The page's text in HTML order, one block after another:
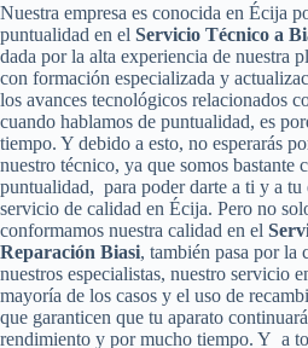
Nuestra empresa es conocida en Écija
puntualidad en el Servicio Técnico a
dada por la alta experiencia de nuestra
con formación especializada y
los avances tecnológicos relacionados
cuando hablamos de puntualidad, es
tiempo. Y debido a esto, no esperarás
nuestro técnico, ya que somos bastante
puntualidad, para poder darte a ti y a
servicio de calidad en Écija. Pero no
conformamos nuestra calidad en el
Reparación Biasi, también pasa por la
nuestros especialistas, nuestro servicio
mayoría de los casos y el uso de
que garanticen que tu aparato
rendimiento y por mucho tiempo. Y a